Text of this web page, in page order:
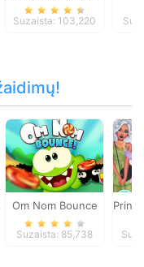
Suzaista: 103,220
Thief
Om Nom Bounce
Suzaista: 85,738